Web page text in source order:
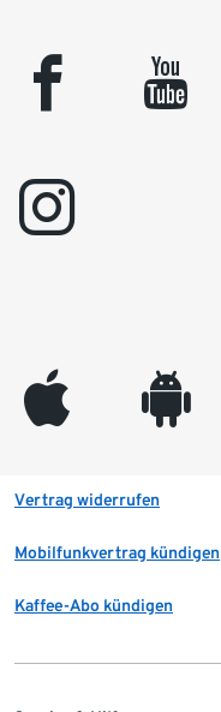
facebook youtube
instagram
appleinc android
Vertrag widerrufen
Mobilfunkvertrag kündigen
Kaffee-Abo kündigen